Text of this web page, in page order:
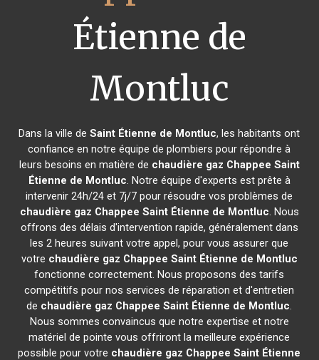
Étienne de
Montluc
Dans la ville deSaint Étienne de Montluc, les habitants ont
confiance en notre équipe de plombiers pour répondre à
leurs besoins en matière de chaudière gaz Chappee Saint
Étienne de Montluc. Notre équipe d'experts est prête à
intervenir 24h/24 et 7j/7 pour résoudre vos problèmes de
chaudière gaz Chappee Saint Étienne de Montluc. Nous
offrons des délais d'intervention rapide, généralement dans
les 2 heures suivant votre appel, pour vous assurer que
votre chaudière gaz Chappee Saint Étienne de Montluc
fonctionne correctement. Nous proposons des tarifs
compétitifs pour nos services de réparation et d'entretien
de chaudière gaz Chappee Saint Étienne de Montluc.
Nous sommes convaincus que notre expertise et notre
matériel de pointe vous offriront la meilleure expérience
possible pour votre chaudière gaz Chappee Saint Étienne